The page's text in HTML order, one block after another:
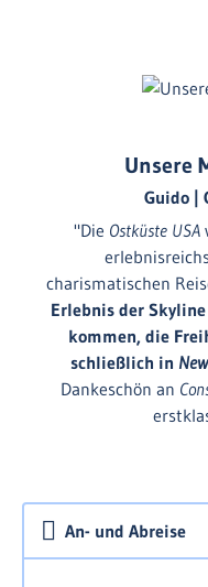
Bahamas Bay, einem
weißen
Karibik-Feeling
unseren Absprung
Golfstrom
Mit Einsteuern in
wir denGolfstrom.
er als Fluss im
Allein das Erleben
Reise wert. Mit
nach 140 sm mit
of entryin den
Besuch des
des Seewetters
Etappen - wir
Unsere
Guido |
"Die Ostküste USA
charismatischen
Erlebnis der Skyline
kommen, die
schließlich in
Dankeschön an
An- und Abreise